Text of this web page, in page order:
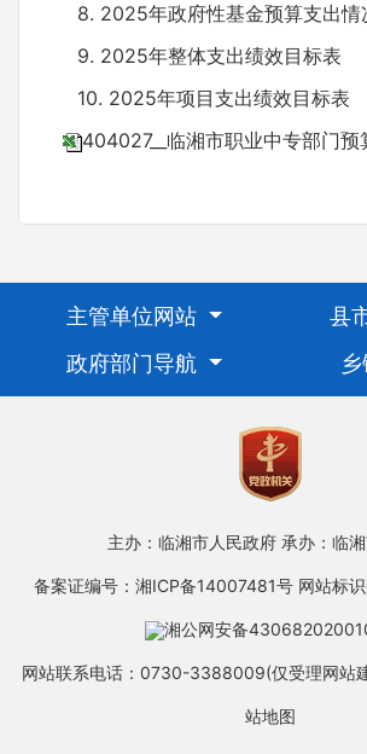
8. 2025年政府性基金预算支出情
9. 2025年整体支出绩效目标表
10. 2025年项目支出绩效目标表
404027__临湘市职业中专部门
主管单位网站
县
政府部门导航
主办：临湘市人民政府 承办：临
备案证编号：湘ICP备14007481号 网站标
湘公网安备
网站联系电话：0730-3388009(仅受理网站
站地图